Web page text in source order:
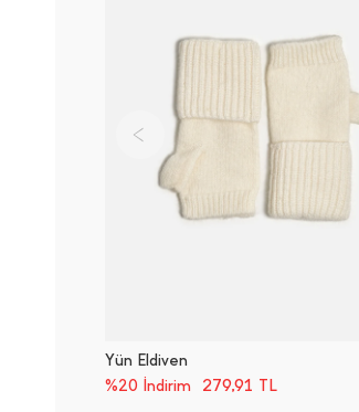
Yün Eldiven
%20 İndirim
279,91 TL